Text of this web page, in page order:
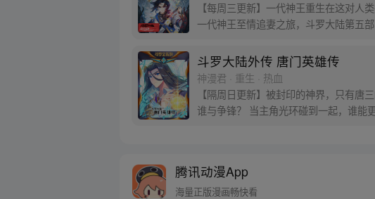
【每周三更新】一代神王重生在这对
一代神王至情追妻之旅，斗罗大陆第五
斗罗大陆外传 唐门英雄传
神漫君 · 重生 · 热血
【隔周日更新】被封印的神界，只有唐
谁与争锋？ 当主角光环碰到一起，谁能
腾讯动漫App
海量正版漫画畅快看